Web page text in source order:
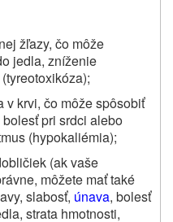
žľazy, čo môže
jedla, zníženie
v krvi, čo môže spôsobiť
pri srdci alebo
(hypokaliémia);
(ak vaše
môžete mať také
slabosť, únava, bolesť
strata hmotnosti,